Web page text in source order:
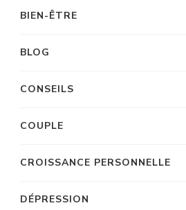
BIEN-ÊTRE
BLOG
CONSEILS
COUPLE
CROISSANCE PERSONNELLE
DÉPRESSION